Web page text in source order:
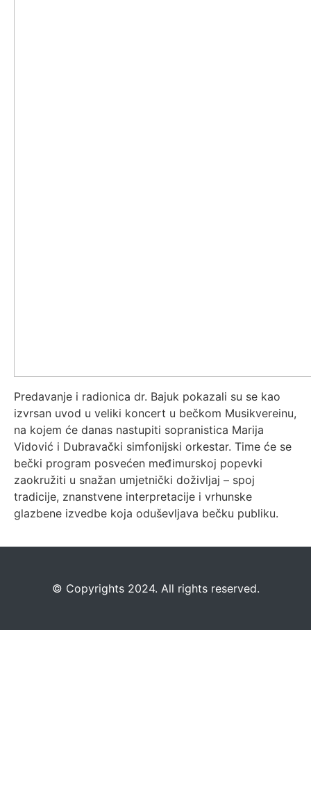
Predavanje i radionica dr. Bajuk pokazali su se kao
izvrsan uvod u veliki koncert u bečkom Musikvereinu,
na kojem će danas nastupiti sopranistica Marija
Vidović i Dubravački simfonijski orkestar. Time će se
bečki program posvećen međimurskoj popevki
zaokružiti u snažan umjetnički doživljaj – spoj
tradicije, znanstvene interpretacije i vrhunske
glazbene izvedbe koja oduševljava bečku publiku.
©️ Copyrights 2024. All rights reserved.